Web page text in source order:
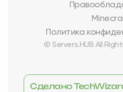
Политика
© Servers.HUB All
Сделано